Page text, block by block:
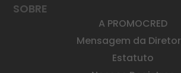
SOBRE
A PROMOCRED
Mensagem da
Estatuto